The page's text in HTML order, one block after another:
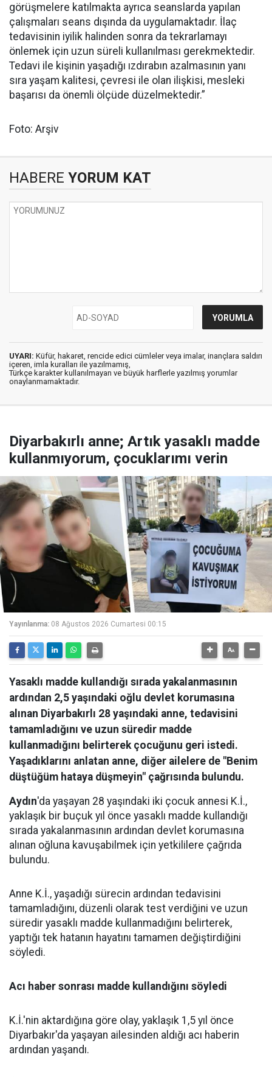
görüşmelere katılmakta ayrıca seanslarda yapılan
çalışmaları seans dışında da uygulamaktadır. İlaç
tedavisinin iyilik halinden sonra da tekrarlamayı
önlemek için uzun süreli kullanılması gerekmektedir.
Tedavi ile kişinin yaşadığı ızdırabın azalmasının yanı
sıra yaşam kalitesi, çevresi ile olan ilişkisi, mesleki
başarısı da önemli ölçüde düzelmektedir.”
Foto: Arşiv
HABERE YORUM KAT
UYARI: Küfür, hakaret, rencide edici cümleler veya imalar, inançlara saldırı
içeren, imla kuralları ile yazılmamış,
Türkçe karakter kullanılmayan ve büyük harflerle yazılmış yorumlar
onaylanmamaktadır.
Diyarbakırlı anne; Artık yasaklı madde
kullanmıyorum, çocuklarımı verin
Yayınlanma: 08 Ağustos 2026 Cumartesi 00:15
Yasaklı madde kullandığı sırada yakalanmasının
ardından 2,5 yaşındaki oğlu devlet korumasına
alınan Diyarbakırlı 28 yaşındaki anne, tedavisini
tamamladığını ve uzun süredir madde
kullanmadığını belirterek çocuğunu geri istedi.
Yaşadıklarını anlatan anne, diğer ailelere de "Benim
düştüğüm hataya düşmeyin" çağrısında bulundu.
Aydın'da yaşayan 28 yaşındaki iki çocuk annesi K.İ.,
yaklaşık bir buçuk yıl önce yasaklı madde kullandığı
sırada yakalanmasının ardından devlet korumasına
alınan oğluna kavuşabilmek için yetkililere çağrıda
bulundu.
Anne K.İ., yaşadığı sürecin ardından tedavisini
tamamladığını, düzenli olarak test verdiğini ve uzun
süredir yasaklı madde kullanmadığını belirterek,
yaptığı tek hatanın hayatını tamamen değiştirdiğini
söyledi.
Acı haber sonrası madde kullandığını söyledi
K.İ.'nin aktardığına göre olay, yaklaşık 1,5 yıl önce
Diyarbakır'da yaşayan ailesinden aldığı acı haberin
ardından yaşandı.